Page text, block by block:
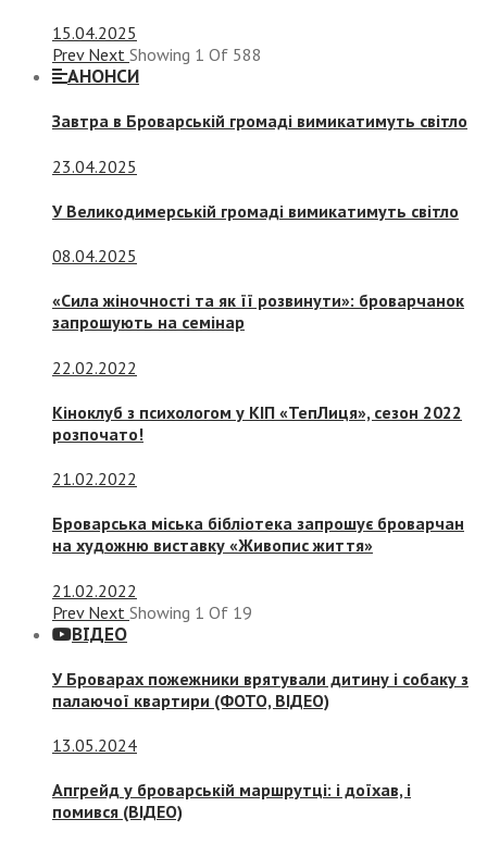
15.04.2025
Prev Next Showing 1 Of 588
АНОНСИ
Завтра в Броварській громаді вимикатимуть світло
23.04.2025
У Великодимерській громаді вимикатимуть світло
08.04.2025
«Сила жіночності та як її розвинути»: броварчанок
запрошують на семінар
22.02.2022
Кіноклуб з психологом у КІП «ТепЛиця», сезон 2022
розпочато!
21.02.2022
Броварська міська бібліотека запрошує броварчан
на художню виставку «Живопис життя»
21.02.2022
Prev Next Showing 1 Of 19
ВІДЕО
У Броварах пожежники врятували дитину і собаку з
палаючої квартири (ФОТО, ВІДЕО)
13.05.2024
Апгрейд у броварській маршрутці: і доїхав, і
помився (ВІДЕО)